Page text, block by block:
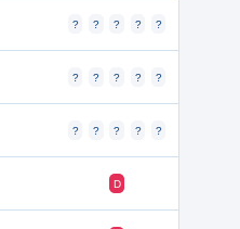
? ? ? ? ?
? ? ? ? ?
? ? ? ? ?
D